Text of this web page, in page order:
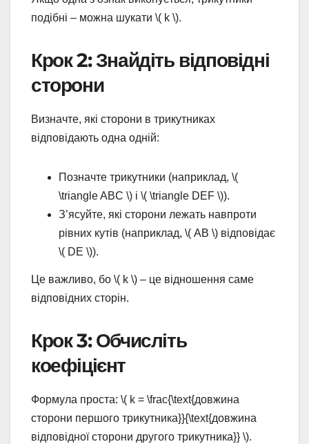
подібні – можна шукати \( k \).
Крок 2: Знайдіть відповідні
сторони
Визначте, які сторони в трикутниках
відповідають одна одній:
Позначте трикутники (наприклад, \(
\triangle ABC \) і \( \triangle DEF \)).
З’ясуйте, які сторони лежать навпроти
рівних кутів (наприклад, \( AB \) відповідає
\( DE \)).
Це важливо, бо \( k \) – це відношення саме
відповідних сторін.
Крок 3: Обчисліть
коефіцієнт
Формула проста: \( k = \frac{\text{довжина
сторони першого трикутника}}{\text{довжина
відповідної сторони другого трикутника}} \).